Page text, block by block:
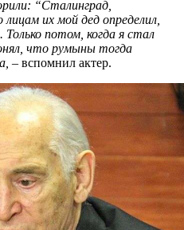
“Сталинград,
их мой дед определил,
потом, когда я стал
что румыны тогда
– вспомнил актер.